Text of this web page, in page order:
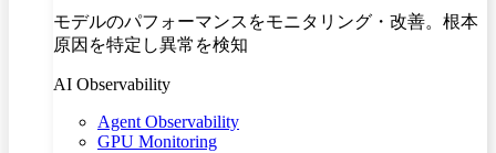
モデルのパフォーマンスをモニタリング・改善。根本
原因を特定し異常を検知
AI Observability
Agent Observability
GPU Monitoring